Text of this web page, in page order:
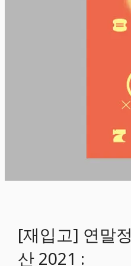
[재입고] 연말정
산 2021 :